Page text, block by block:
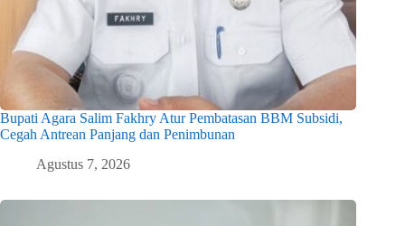
Bupati Agara Salim Fakhry Atur Pembatasan BBM Subsidi,
Cegah Antrean Panjang dan Penimbunan
Agustus 7, 2026